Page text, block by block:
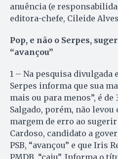
anuência (e
editora-chefe, Cileide
Pop, e não o Serpes,
“avançou”
1 – Na pesquisa divulgada
Serpes informa que sua
mais ou para menos”, é de
Salgado, porém, não levou
margem de erro ao
Cardoso, candidato a
PSB, “avançou” e que Iris
PMDB, “caiu”. Informa o